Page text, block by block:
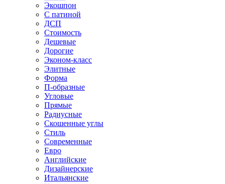
Экошпон
С патиной
ДСП
Стоимость
Дешевые
Дорогие
Эконом-класс
Элитные
Форма
П-образные
Угловые
Прямые
Радиусные
Скошенные углы
Стиль
Современные
Евро
Английские
Дизайнерские
Итальянские